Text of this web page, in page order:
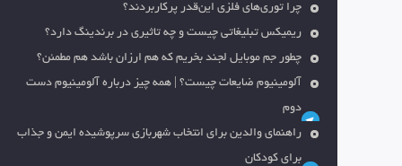
چرا توری‌های فلزی این‌قدر پرکاربردند؟
ریمیکس تبلیغاتی چیست و چه تاثیری در برندینگ دارد؟
چطور جم موبایل لجند بخریم که هم ارزان باشد هم مطمئن؟
آلومینیوم ضایعات چیست؟ | همه چیز درباره آلومینیوم دست
دوم
راهنمای والدین برای انتخاب شهربازی سرپوشیده ایمن و جذاب
برای کودکان